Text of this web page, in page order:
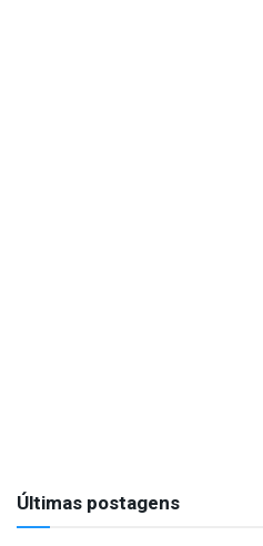
Últimas postagens